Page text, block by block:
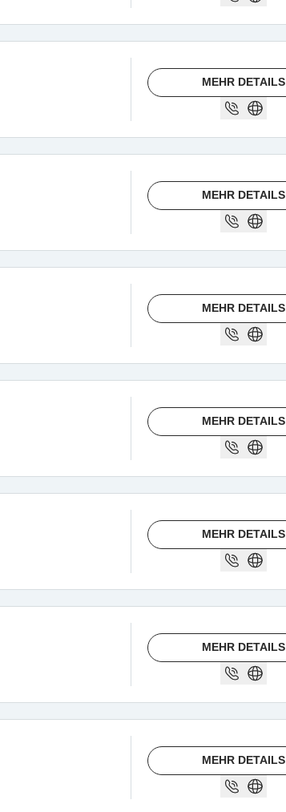
MEHR DETAILS
MEHR DETAILS
MEHR DETAILS
MEHR DETAILS
MEHR DETAILS
MEHR DETAILS
MEHR DETAILS